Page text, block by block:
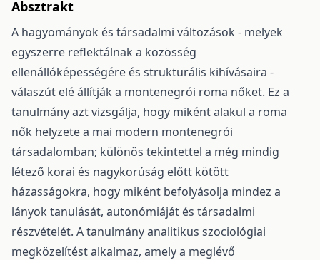
Absztrakt
A hagyományok és társadalmi változások - melyek
egyszerre reflektálnak a közösség
ellenállóképességére és strukturális kihívásaira -
válaszút elé állítják a montenegrói roma nőket. Ez a
tanulmány azt vizsgálja, hogy miként alakul a roma
nők helyzete a mai modern montenegrói
társadalomban; különös tekintettel a még mindig
létező korai és nagykorúság előtt kötött
házasságokra, hogy miként befolyásolja mindez a
lányok tanulását, autonómiáját és társadalmi
részvételét. A tanulmány analitikus szociológiai
megközelítést alkalmaz, amely a meglévő